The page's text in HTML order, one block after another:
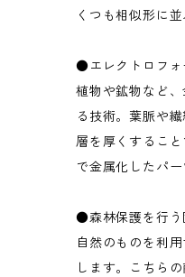
くつも相似形に並
●エレクトロフォ
植物や鉱物など
る技術。葉脈や
層を厚くするこ
で金属化したパ
●森林保護を行う
自然のものを利
します。こちら